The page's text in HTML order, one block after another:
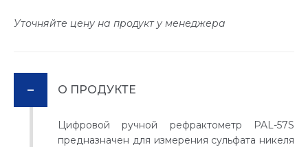
Уточняйте цену на продукт у менеджера
О ПРОДУКТЕ
Цифровой ручной рефрактометр PAL-57S
предназначен для измерения сульфата никеля